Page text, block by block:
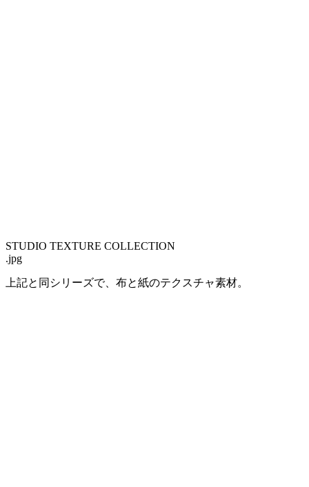
STUDIO TEXTURE COLLECTION
.jpg
上記と同シリーズで、布と紙のテクスチャ素材。